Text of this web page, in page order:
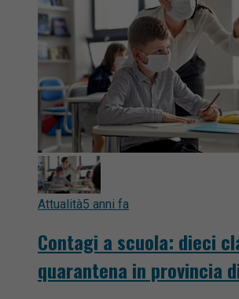
Attualità5 anni fa
Contagi a scuola: dieci
quarantena in provincia